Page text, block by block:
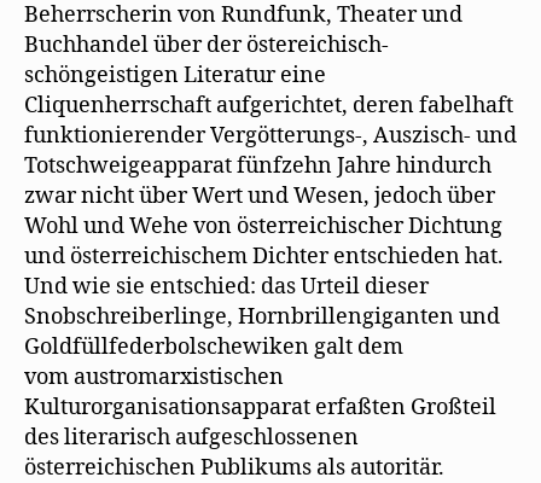
Beherrscherin von Rundfunk, Theater und
Buchhandel über der östereichisch-
schöngeistigen Literatur eine
Cliquenherrschaft aufgerichtet, deren fabelhaft
funktionierender Vergötterungs-, Auszisch- und
Totschweigeapparat fünfzehn Jahre hindurch
zwar nicht über Wert und Wesen, jedoch über
Wohl und Wehe von österreichischer Dichtung
und österreichischem Dichter entschieden hat.
Und wie sie entschied: das Urteil dieser
Snobschreiberlinge, Hornbrillengiganten und
Goldfüllfederbolschewiken galt dem
vom austromarxistischen
Kulturorganisationsapparat erfaßten Großteil
des literarisch aufgeschlossenen
österreichischen Publikums als autoritär.